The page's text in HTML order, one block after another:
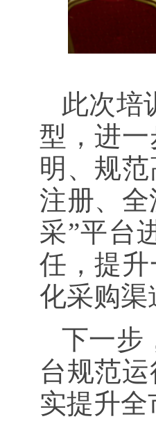
此次培
型，进
明、规
注册、
采”平台
任，提
化采购渠
下一步
台规范
实提升